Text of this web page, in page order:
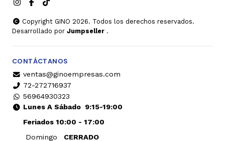
Copyright GINO 2026. Todos los derechos reservados.
Desarrollado por Jumpseller .
CONTÁCTANOS
ventas@ginoempresas.com
72-272716937
56964930323
Lunes A Sábado9:15-19:00
Feriados 10:00 - 17:00
Domingo
CERRADO